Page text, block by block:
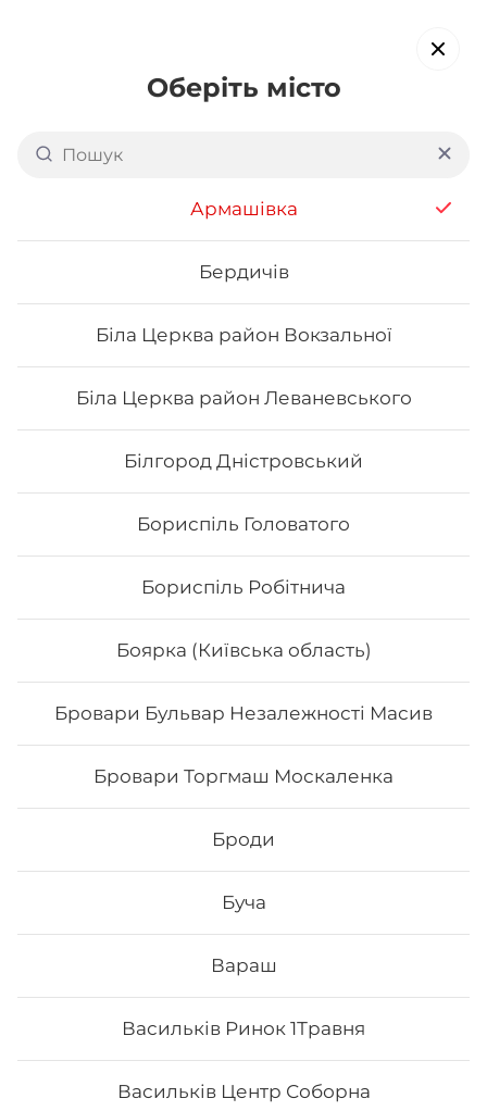
Оберіть місто
Армашівка
Бердичів
Біла Церква район Вокзальної
Біла Церква район Леваневського
Білгород Дністровський
Бориспіль Головатого
Бориспіль Робітнича
Боярка (Київська область)
Бровари Бульвар Незалежності Масив
Бровари Торгмаш Москаленка
Броди
Буча
Вараш
Васильків Ринок 1Травня
Васильків Центр Соборна
Деснянському районі Києва:
Закревського
обирайте страви, які вам подобаються про все інше ми
подбаємо
Акція тижня Сети
Каліфорнія
Каліфорнія з лососем
Вага: 255 г Склад: норі, рис, тобіко, лосось, ср